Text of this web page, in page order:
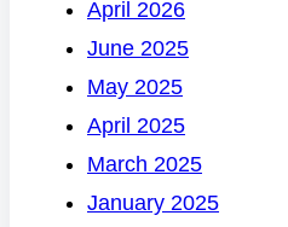
April 2026
June 2025
May 2025
April 2025
March 2025
January 2025